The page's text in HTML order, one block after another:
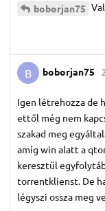
boborjan75
B boborjan75
Igen létrehozza de
ettől még nem
szakad meg
amíg win alatt a
keresztül
torrentklienst. De
légyszi ossza meg